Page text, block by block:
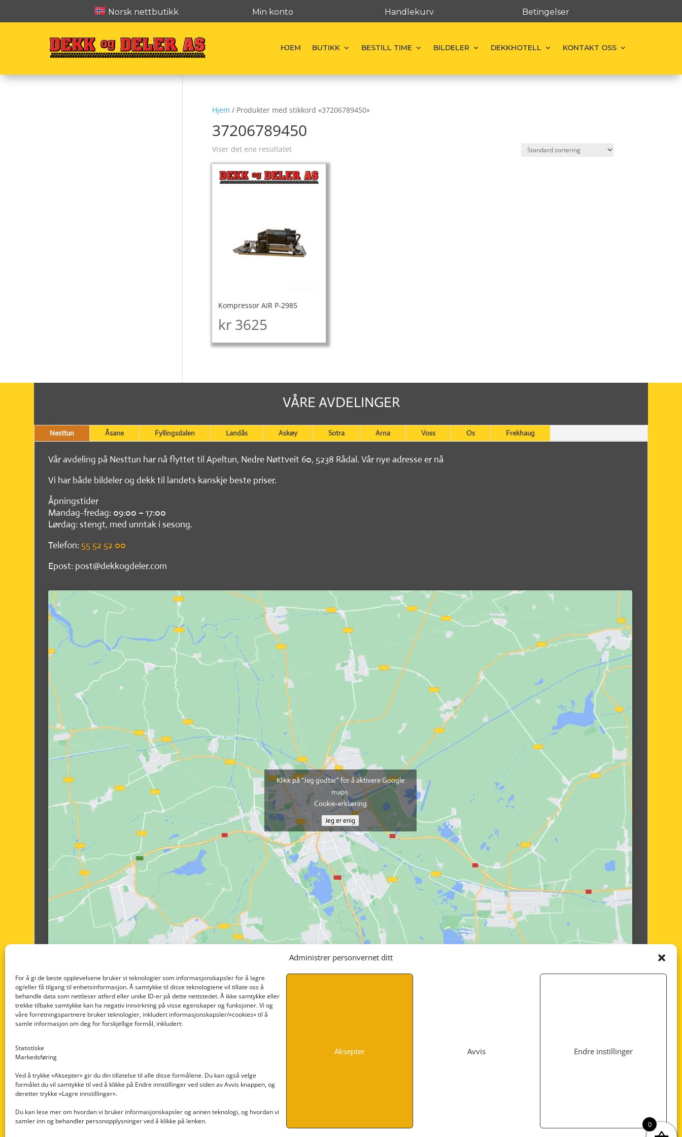
Administrer personvernet ditt
For å gi de beste opplevelsene bruker vi teknologier som informasjonskapsler for å lagre
og/eller få tilgang til enhetsinformasjon. Å samtykke til disse teknologiene vil tillate oss å
behandle data som nettleser atferd eller unike ID-er på dette nettstedet. Å ikke samtykke eller
trekke tilbake samtykke kan ha negativ innvirkning på visse egenskaper og funksjoner. Vi og
våre forretningspartnere bruker teknologier, inkludert informasjonskapsler/«cookies» til å
samle informasjon om deg for forskjellige formål, inkludert:
Statistiske
Markedsføring
Ved å trykke «Aksepter» gir du din tillatelse til alle disse formålene. Du kan også velge
formålet du vil samtykke til ved å klikke på Endre innstillinger ved siden av Avvis knappen, og
deretter trykke «Lagre innstillinger».
Du kan lese mer om hvordan vi bruker informasjonskapsler og annen teknologi, og hvordan vi
samler inn og behandler personopplysninger ved å klikke på lenken.
Aksepter Avvis Endre instillinger
Norsk nettbutikk Min konto Handlekurv Betingelser
HJEM BUTIKK BESTILL TIME BILDELER DEKKHOTELL KONTAKT OSS
Hjem / Produkter med stikkord «37206789450»
37206789450
Viser det ene resultatet
Kompressor AIR P-2985
kr3625
VÅRE AVDELINGER
Nesttun Åsane Fyllingsdalen Landås Askøy Sotra Arna Voss Os Frekhaug
Vår avdeling på Nesttun har nå flyttet til Apeltun, Nedre Nøttveit 60, 5238 Rådal. Vår nye adresse er nå
Vi har både bildeler og dekk til landets kanskje beste priser.
Åpningstider
Mandag-fredag: 09:00 – 17:00
Lørdag: stengt, med unntak i sesong.
Telefon: 55 52 52 00
Epost: post@dekkogdeler.com
Klikk på "Jeg godtar" for å aktivere Google
maps
Cookie-erklæring
Jeg er enig
Nedre Nøttveit 60, 5238 Rådal
Email: post@dekkogdeler.com
Org. nr: 996430022
INFORMASJON
0